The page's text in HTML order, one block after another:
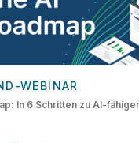
WEBINAR
In 6 Schritten zu AI-